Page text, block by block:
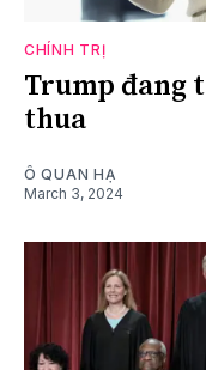
CHÍNH TRỊ
Trump đang
thua
Ô QUAN HẠ
March 3, 2024